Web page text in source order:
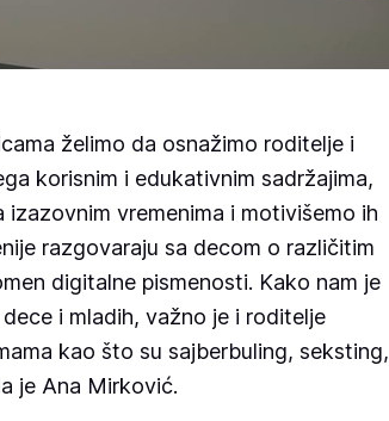
želimo da osnažimo roditelje i
korisnim i edukativnim sadržajima,
izazovnim vremenima i motivišemo ih
razgovaraju sa decom o različitim
digitalne pismenosti. Kako nam je
i mladih, važno je i roditelje
kao što su sajberbuling, seksting,
je Ana Mirković.